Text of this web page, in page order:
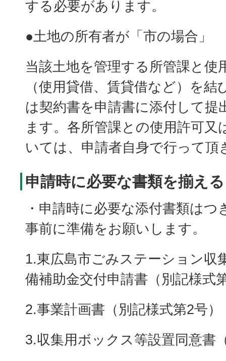
する必要があります。
●土地の所有者が「市の場合」
当該土地を管理する所管課と使
（使用貸借、賃貸借など）を結
は契約書を申請書に添付して提
ます。各所管課との使用許可又
いては、申請者自身で行って頂
申請時に必要な書類を揃える
・申請時に必要な添付書類は
事前に準備をお願いします。
1.東広島市ごみステーション収
備補助金交付申請書（別記様式
2.事業計画書（別記様式第2号）
3.収集用ボックス等設置同意書